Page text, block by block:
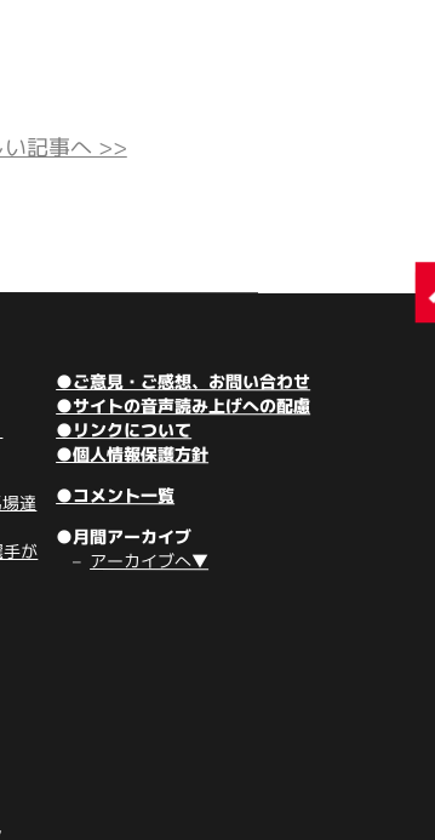
い記事へ >>
達
手が
●ご意見・ご感想、お問い合わせ
●サイトの音声読み上げへの配慮
●リンクについて
●個人情報保護方針
●コメント一覧
●月間アーカイブ
アーカイブへ▼